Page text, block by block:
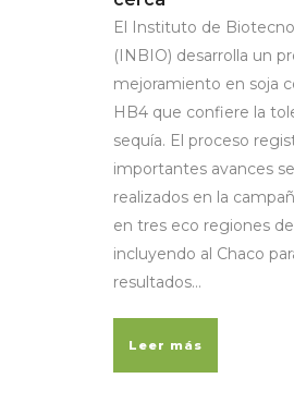
El Instituto de
(INBIO) desarrolla un
mejoramiento en soja
HB4 que confiere la
sequía. El proceso
importantes avances
realizados en la
en tres eco regiones
incluyendo al Chaco
resultados...
Leer más